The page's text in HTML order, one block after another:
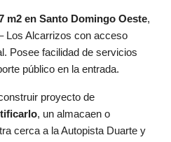
m2 en Santo Domingo Oeste,
Los Alcarrizos con acceso
Posee facilidad de servicios
público en la entrada.
proyecto de
, un almacaen o
cerca a la Autopista Duarte y